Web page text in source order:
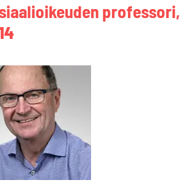
pro­fes­so­ri,